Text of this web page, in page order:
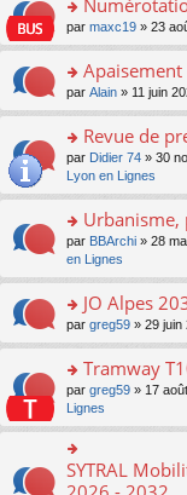
c
e
nt
u
ré
c
e
n
o
n
lu
pl
s
ré
e
s
s
e
n
o
n
le
pl
s
ré
c
e
er
le
m
e
s
g
e
n
o
n
le
s
ré
c
nt
o
n
ult
er
le
m
e
s
g
e
n
o
n
le
u
s
ré
c
e
nt
par maxc19 » 23
o
n
ult
er
le
m
e
s
s
e
n
o
n
le
s
ré
c
par Alain » 11 juin
o
s
er
le
m
e
s
s
e
n
o
n
lu
le
pl
Revue de
par Didier 74 » 30
Lyon en Lignes
o
n
s
er
le
m
e
s
s
g
n
Urbanisme,
par BBArchi » 28
en Lignes
o
n
ult
er
le
m
e
s
s
JO Alpes
par greg59 » 29 juin
o
s
ult
er
le
Tramway
par greg59 » 17
Lignes
o
n
SYTRAL